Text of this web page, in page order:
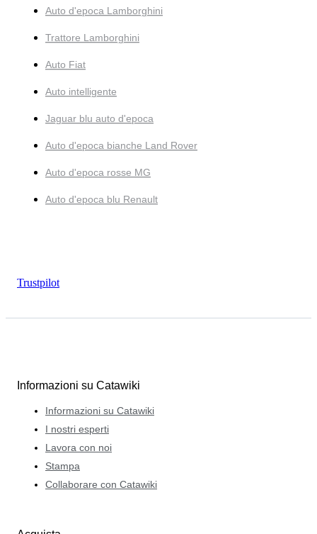
Auto d'epoca Lamborghini
Trattore Lamborghini
Auto Fiat
Auto intelligente
Jaguar blu auto d'epoca
Auto d'epoca bianche Land Rover
Auto d'epoca rosse MG
Auto d'epoca blu Renault
Trustpilot
Informazioni su Catawiki
Informazioni su Catawiki
I nostri esperti
Lavora con noi
Stampa
Collaborare con Catawiki